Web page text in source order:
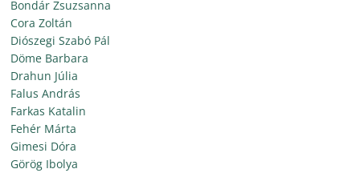
Bondár Zsuzsanna
Cora Zoltán
Diószegi Szabó Pál
Döme Barbara
Drahun Júlia
Falus András
Farkas Katalin
Fehér Márta
Gimesi Dóra
Görög Ibolya